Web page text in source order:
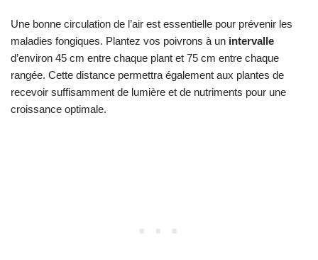
Une bonne circulation de l’air est essentielle pour prévenir les
maladies fongiques. Plantez vos poivrons à un intervalle
d’environ 45 cm entre chaque plant et 75 cm entre chaque
rangée. Cette distance permettra également aux plantes de
recevoir suffisamment de lumière et de nutriments pour une
croissance optimale.